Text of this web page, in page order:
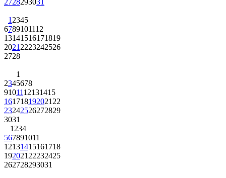
2728293031
1 2345
6789101112
13141516171819
2021 2223242526
2728
1
2345678
9101112131415
161718192021 22
23242526272829
3031
1 234
567891011
12131415161718
192021 22232425
262728293031